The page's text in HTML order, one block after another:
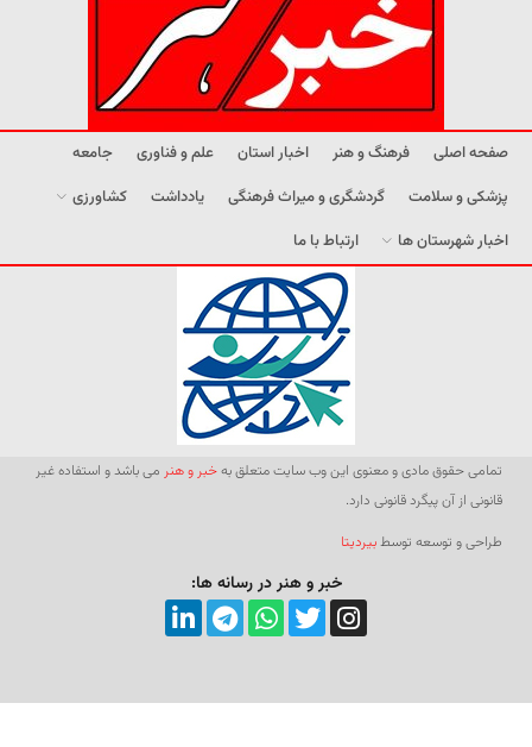
صفحه اصلی فرهنگ و هنر اخبار استان علم و فناوری
جامعه
پزشکی و سلامت
گردشگری و میراث فرهنگی یادداشت
کشاورزی
اخبار شهرستان ها
ارتباط با ما
تمامی حقوق مادی و معنوی این وب سایت متعلق بهخبر و هنر می باشد و استفاده غیر
قانونی از آن پیگرد قانونی دارد.
طراحی و توسعه توسطبیردیتا
خبر و هنر در رسانه ها: